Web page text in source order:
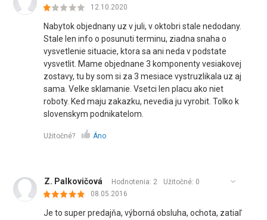
12.10.2020
Nabytok objednany uz v juli, v oktobri stale nedodany.
Stale len info o posunuti terminu, ziadna snaha o
vysvetlenie situacie, ktora sa ani neda v podstate
vysvetlit. Mame objednane 3 komponenty vesiakovej
zostavy, tu by som si za 3 mesiace vystruzlikala uz aj
sama. Velke sklamanie. Vsetci len placu ako niet
roboty. Ked maju zakazku, nevedia ju vyrobit. Tolko k
slovenskym podnikatelom.
Užitočné? Áno
Z. Palkovičová Hodnotenia: 2 Užitočné: 0
08.05.2016
Je to super predajňa, výborná obsluha, ochota, zatiaľ